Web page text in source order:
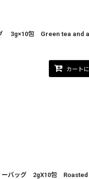
グ 3g×10包 Green tea and
カート
ーバッグ 2gX10包